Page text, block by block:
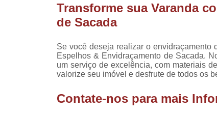
Transforme sua Varanda
de Sacada
Se você deseja realizar o envidraçamento
Espelhos & Envidraçamento de Sacada.
um serviço de excelência, com materiais
valorize seu imóvel e desfrute de todos os
Contate-nos para mais